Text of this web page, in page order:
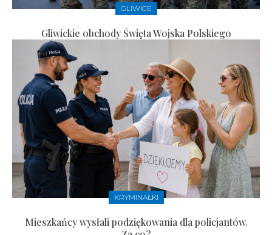
GLIWICE
Gliwickie obchody Święta Wojska Polskiego
KRYMINAŁKI
Mieszkańcy wysłali podziękowania dla policjantów.